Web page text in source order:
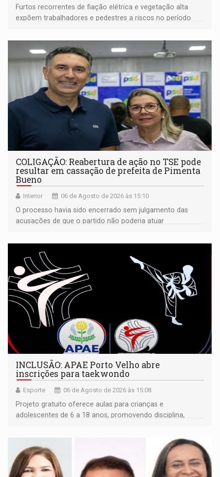
Furtos recorrentes de fiação elétrica e vegetação alta
expõem trabalhadores e pedestres a riscos no período
COLIGAÇÃO: Reabertura de ação no TSE pode
resultar em cassação de prefeita de Pimenta
Bueno
Interior 06 de Agosto de 2026 às 15:10
O processo havia sido encerrado sem julgamento das
acusações de que o partido não poderia atuar
INCLUSÃO: APAE Porto Velho abre
inscrições para taekwondo
Esporte 06 de Agosto de 2026 às 15:08
Projeto gratuito oferece aulas para crianças e
adolescentes de 6 a 18 anos, promovendo disciplina,